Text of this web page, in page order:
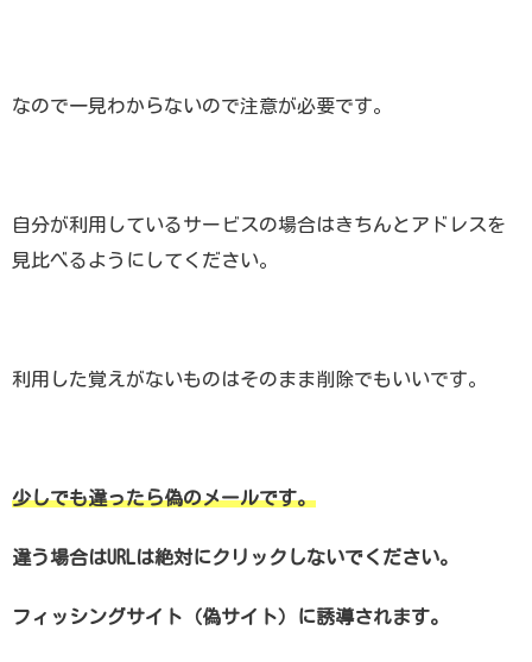
なので一見わからないので注意が必要です。
自分が利用しているサービスの場合はきちんとアドレスを
見比べるようにしてください。
利用した覚えがないものはそのまま削除でもいいです。
少しでも違ったら偽のメールです。
違う場合はURLは絶対にクリックしないでください。
フィッシングサイト（偽サイト）に誘導されます。